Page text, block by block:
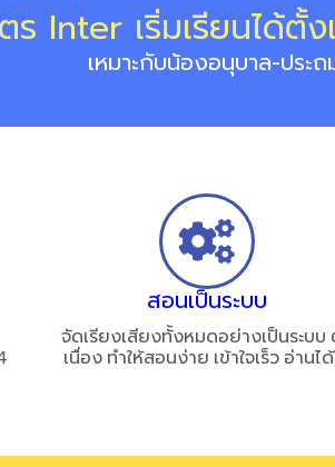
Inter เริ่มเรียนได้ตั้
เหมาะกับน้องอนุบาล-ประ
สอนเป็นระบบ
จัดเรียงเสียงทั้งหมดอย่างเป็นระบบ
เนื่อง ทำให้สอนง่าย เข้าใจเร็ว อ่านไ